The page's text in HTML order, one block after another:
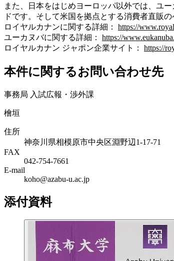
また、日本をはじめヨーロッパ以外では、ユ
ドです。そして米国を拠点とする消費者直販
ロイヤルカナンに関する詳細： https://
ユーカヌバに関する詳細： https://
ロイヤルカナン ジャポン企業サイト： https://
本件に関するお問い合わせ先
事務局 入試広報・渉外課
檜垣
住所
神奈川県相模原市中央区淵野辺1-17-71
FAX
042-754-7661
E-mail
koho@azabu-u.ac.jp
添付資料